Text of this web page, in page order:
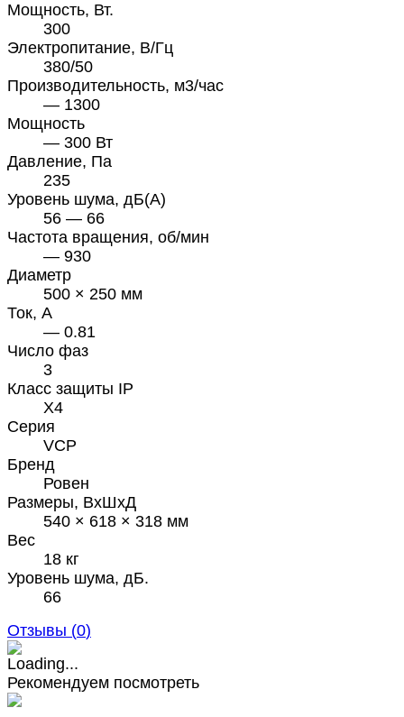
Мощность, Вт.
300
Электропитание, В/Гц
380/50
Производительность, м3/час
— 1300
Мощность
— 300 Вт
Давление, Па
235
Уровень шума, дБ(А)
56 — 66
Частота вращения, об/мин
— 930
Диаметр
500 × 250 мм
Ток, А
— 0.81
Число фаз
3
Класс защиты IP
X4
Серия
VCP
Бренд
Ровен
Размеры, ВхШхД
540 × 618 × 318 мм
Вес
18 кг
Уровень шума, дБ.
66
Отзывы (0)
Рекомендуем посмотреть